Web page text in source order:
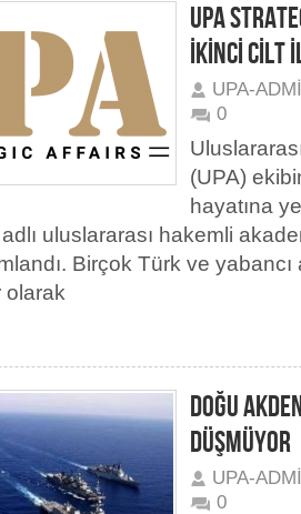
UPA
İKİNCİ CİLT
UPA-
0
(UPA)
hayatına
uluslararası hakemli
Birçok Türk ve
olarak
DOĞU
DÜŞMÜYOR
UPA-
0